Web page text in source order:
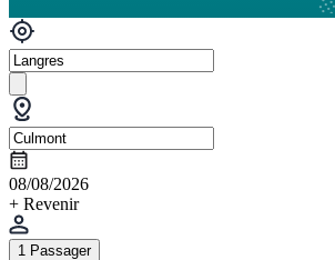
08/08/2026
+ Revenir
1 Passager